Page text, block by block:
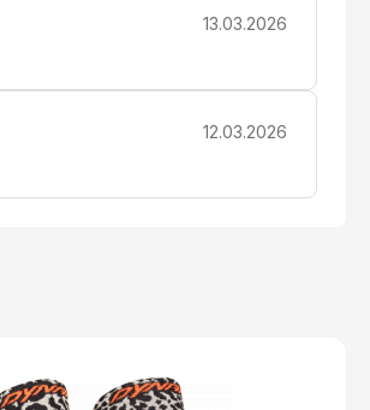
13.03.2026
12.03.2026